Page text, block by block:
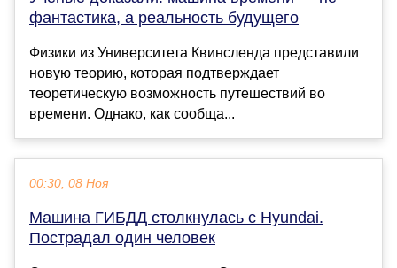
фантастика, а реальность будущего
Физики из Университета Квинсленда представили
новую теорию, которая подтверждает
теоретическую возможность путешествий во
времени. Однако, как сообща...
00:30, 08 Ноя
Машина ГИБДД столкнулась с Hyundai.
Пострадал один человек